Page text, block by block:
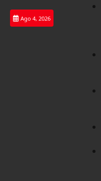
Ago 4, 2026